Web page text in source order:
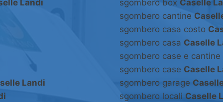
Landi
Landi
sgombero box Caselle
sgombero cantine
sgombero casa costo
sgombero casa Caselle
sgombero case e cantine
sgombero case Caselle
sgombero garage
sgombero locali Caselle